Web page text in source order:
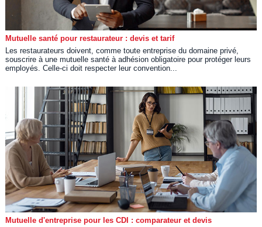
Mutuelle santé pour restaurateur : devis et tarif
Les restaurateurs doivent, comme toute entreprise du domaine privé,
souscrire à une mutuelle santé à adhésion obligatoire pour protéger leurs
employés. Celle-ci doit respecter leur convention...
Mutuelle d'entreprise pour les CDI : comparateur et devis